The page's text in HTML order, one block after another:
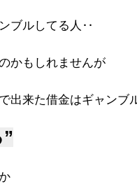
ブルしてる人‥
かもしれませんが
出来た借金はギャンブ